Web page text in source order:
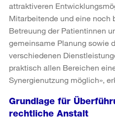
attraktiveren
Mitarbeitende und eine noch
Betreuung der Patientinnen
gemeinsame Planung sowie
verschiedenen
praktisch allen Bereichen
Synergienutzung möglich»,
Grundlage für
rechtliche Anstalt